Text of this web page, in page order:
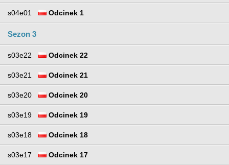
s04e01 Odcinek 1
Sezon 3
s03e22 Odcinek 22
s03e21 Odcinek 21
s03e20 Odcinek 20
s03e19 Odcinek 19
s03e18 Odcinek 18
s03e17 Odcinek 17